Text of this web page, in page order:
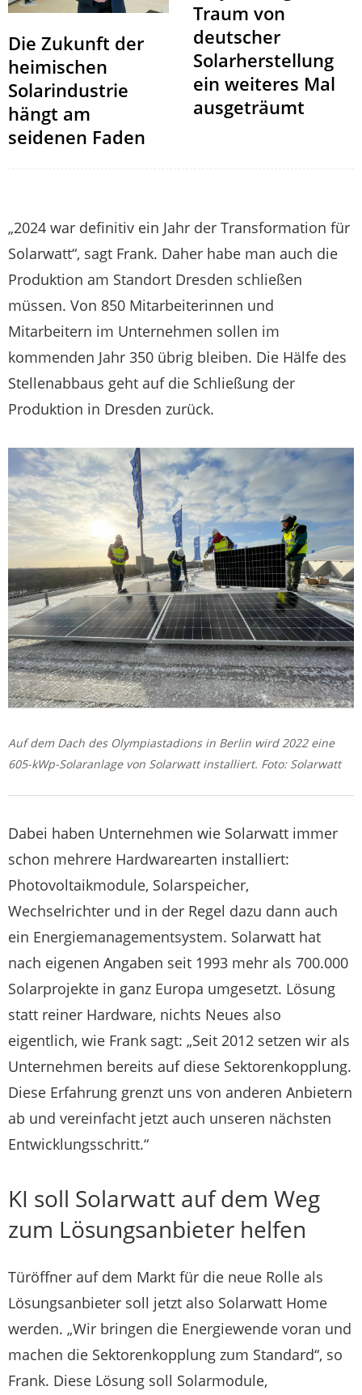
Die Zukunft der
heimischen
Solarindustrie
hängt am
seidenen Faden
Traum von
deutscher
Solarherstellung
ein weiteres Mal
ausgeträumt
„2024 war definitiv ein Jahr der Transformation für
Solarwatt“, sagt Frank. Daher habe man auch die
Produktion am Standort Dresden schließen
müssen. Von 850 Mitarbeiterinnen und
Mitarbeitern im Unternehmen sollen im
kommenden Jahr 350 übrig bleiben. Die Hälfe des
Stellenabbaus geht auf die Schließung der
Produktion in Dresden zurück.
Auf dem Dach des Olympiastadions in Berlin wird 2022 eine
605-kWp-Solaranlage von Solarwatt installiert. Foto: Solarwatt
Dabei haben Unternehmen wie Solarwatt immer
schon mehrere Hardwarearten installiert:
Photovoltaikmodule, Solarspeicher,
Wechselrichter und in der Regel dazu dann auch
ein Energiemanagementsystem. Solarwatt hat
nach eigenen Angaben seit 1993 mehr als 700.000
Solarprojekte in ganz Europa umgesetzt. Lösung
statt reiner Hardware, nichts Neues also
eigentlich, wie Frank sagt: „Seit 2012 setzen wir als
Unternehmen bereits auf diese Sektorenkopplung.
Diese Erfahrung grenzt uns von anderen Anbietern
ab und vereinfacht jetzt auch unseren nächsten
Entwicklungsschritt.“
KI soll Solarwatt auf dem Weg
zum Lösungsanbieter helfen
Türöffner auf dem Markt für die neue Rolle als
Lösungsanbieter soll jetzt also Solarwatt Home
werden. „Wir bringen die Energiewende voran und
machen die Sektorenkopplung zum Standard“, so
Frank. Diese Lösung soll Solarmodule,